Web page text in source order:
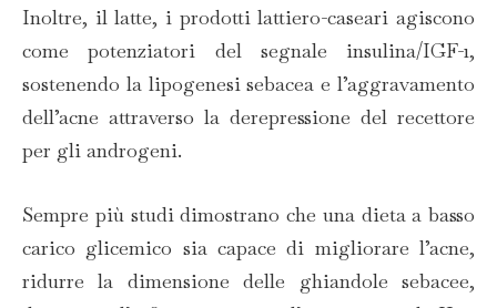
Inoltre, il latte, i prodotti lattiero-caseari agiscono
come potenziatori del segnale insulina/IGF-1,
sostenendo la lipogenesi sebacea e l’aggravamento
dell’acne attraverso la derepressione del recettore
per gli androgeni.
Sempre più studi dimostrano che una dieta a basso
carico glicemico sia capace di migliorare l’acne,
ridurre la dimensione delle ghiandole sebacee,